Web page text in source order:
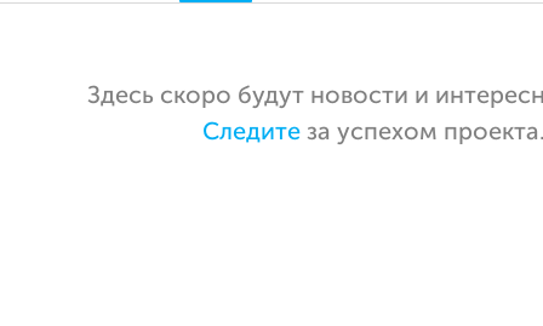
Здесь скоро будут новости и
Следите за успехом